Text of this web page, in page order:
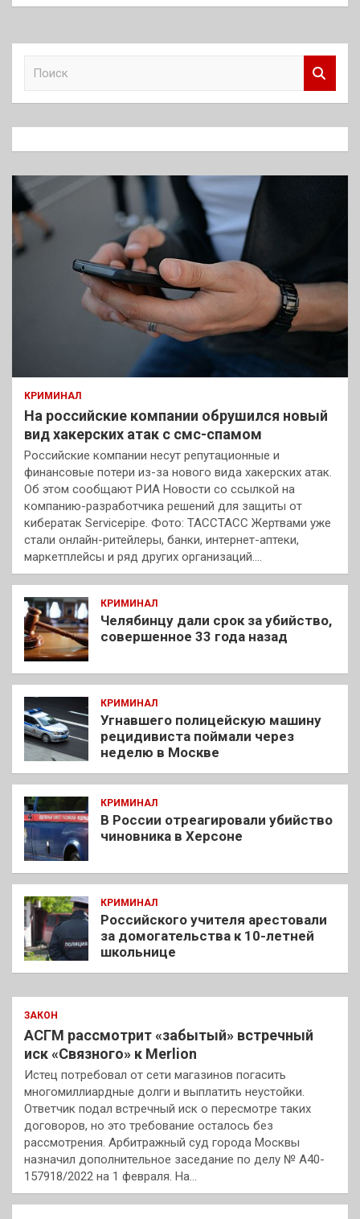
к
КРИМИНАЛ
На российские компании обрушился новый
вид хакерских атак с смс-спамом
Российские компании несут репутационные и
финансовые потери из-за нового вида хакерских атак.
Об этом сообщают РИА Новости со ссылкой на
компанию-разработчика решений для защиты от
кибератак Servicepipe. Фото: ТАССТАСС Жертвами уже
стали онлайн-ритейлеры, банки, интернет-аптеки,
маркетплейсы и ряд других организаций.…
КРИМИНАЛ
Челябинцу дали срок за убийство,
совершенное 33 года назад
КРИМИНАЛ
Угнавшего полицейскую машину
рецидивиста поймали через
неделю в Москве
КРИМИНАЛ
В России отреагировали убийство
чиновника в Херсоне
КРИМИНАЛ
Российского учителя арестовали
за домогательства к 10-летней
школьнице
ЗАКОН
АСГМ рассмотрит «забытый» встречный
иск «Связного» к Merlion
Истец потребовал от сети магазинов погасить
многомиллиардные долги и выплатить неустойки.
Ответчик подал встречный иск о пересмотре таких
договоров, но это требование осталось без
рассмотрения. Арбитражный суд города Москвы
назначил дополнительное заседание по делу № А40-
157918/2022 на 1 февраля. На…